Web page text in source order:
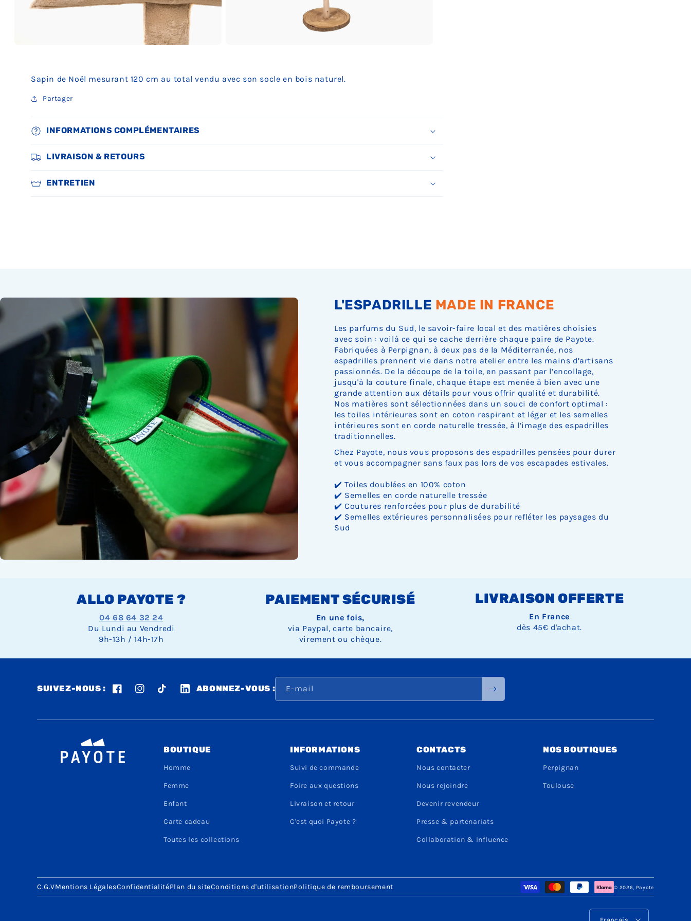
modale
dans
Sapin de Noël mesurant 120 cm au total vendu avec son socle en bois naturel.
Partager
INFORMATIONS COMPLÉMENTAIRES
LIVRAISON & RETOURS
ENTRETIEN
L'ESPADRILLE MADE IN FRANCE
Les parfums du Sud, le savoir-faire local et des matières choisies
avec soin : voilà ce qui se cache derrière chaque paire de Payote.
Fabriquées à Perpignan, à deux pas de la Méditerranée, nos
espadrilles prennent vie dans notre atelier entre les mains d’artisans
passionnés. De la découpe de la toile, en passant par l’encollage,
jusqu'à la couture finale, chaque étape est menée à bien avec une
grande attention aux détails pour vous offrir qualité et durabilité.
Nos matières sont sélectionnées dans un souci de confort optimal :
les toiles intérieures sont en coton respirant et léger et les semelles
intérieures sont en corde naturelle tressée, à l’image des espadrilles
traditionnelles.
Chez Payote, nous vous proposons des espadrilles pensées pour durer
et vous accompagner sans faux pas lors de vos escapades estivales.
✔️ Toiles doublées en 100% coton
✔️ Semelles en corde naturelle tressée
✔️ Coutures renforcées pour plus de durabilité
✔️ Semelles extérieures personnalisées pour refléter les paysages du
Sud
ALLO PAYOTE ?
04 68 64 32 24
Du Lundi au Vendredi
9h-13h / 14h-17h
PAIEMENT SÉCURISÉ
En une fois,
via Paypal, carte bancaire,
virement ou chèque.
LIVRAISON OFFERTE
En France
dès 45€ d'achat.
SUIVEZ-NOUS : FacebookInstagramTikTok LinkedInABONNEZ-VOUS : E-mail
BOUTIQUE
Homme
Femme
Enfant
Carte cadeau
Toutes les collections
INFORMATIONS
Suivi de commande
Foire aux questions
Livraison et retour
C'est quoi Payote ?
CONTACTS
Nous contacter
Nous rejoindre
Devenir revendeur
Presse & partenariats
Collaboration & Influence
NOS BOUTIQUES
Perpignan
Toulouse
C.G.VMentions LégalesConfidentialitéPlan du siteConditions d'utilisationPolitique de remboursement
Moyens
de
© 2026, Payote